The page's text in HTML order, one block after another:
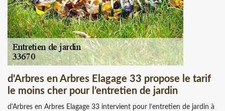
d'Arbres en Arbres Elagage 33 propose le tarif
le moins cher pour l’entretien de jardin
d'Arbres en Arbres Elagage 33 intervient pour l’entretien de jardin à